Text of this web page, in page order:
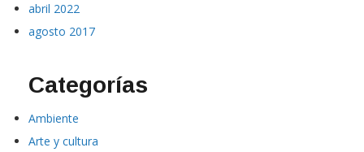
abril 2022
agosto 2017
Categorías
Ambiente
Arte y cultura